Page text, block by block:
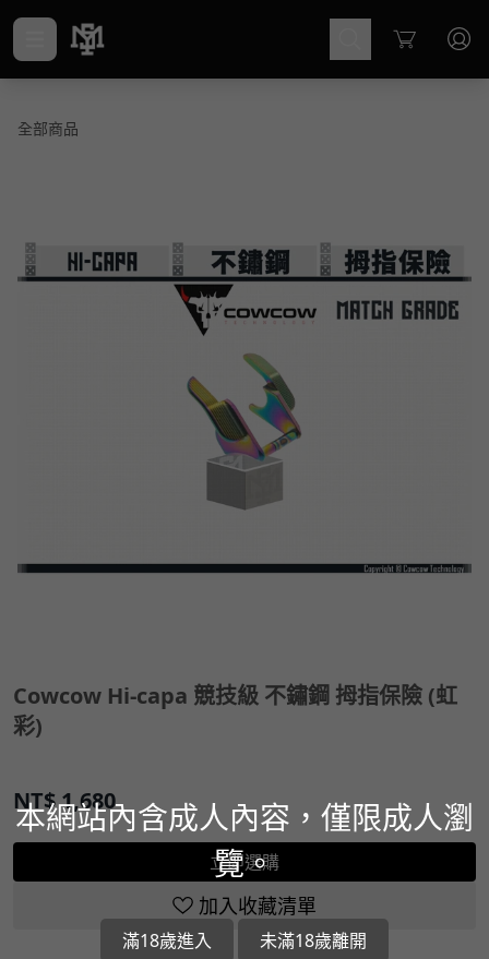
Cart
全部商品
Cowcow Hi-capa 競技級 不鏽鋼 拇指保險 (虹
彩)
NT$1,680
立即選購
加入收藏清單
本網站內含成人內容，僅限成人瀏
覽。
滿18歲進入 未滿18歲離開